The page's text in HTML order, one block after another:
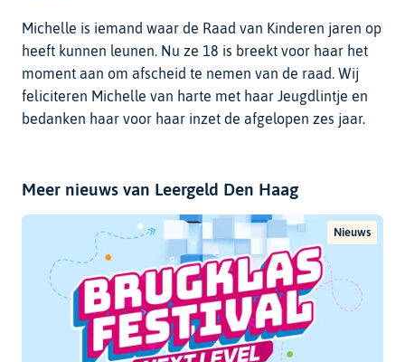
Michelle is iemand waar de Raad van Kinderen jaren op
heeft kunnen leunen. Nu ze 18 is breekt voor haar het
moment aan om afscheid te nemen van de raad. Wij
feliciteren Michelle van harte met haar Jeugdlintje en
bedanken haar voor haar inzet de afgelopen zes jaar.
Meer nieuws van Leergeld Den Haag
Nieuws